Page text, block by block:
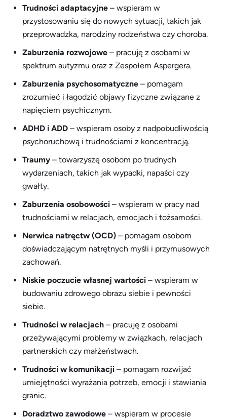
Trudności adaptacyjne – wspieram w
przystosowaniu się do nowych sytuacji, takich jak
przeprowadzka, narodziny rodzeństwa czy choroba.
Zaburzenia rozwojowe – pracuję z osobami w
spektrum autyzmu oraz z Zespołem Aspergera.
Zaburzenia psychosomatyczne – pomagam
zrozumieć i łagodzić objawy fizyczne związane z
napięciem psychicznym.
ADHD i ADD – wspieram osoby z nadpobudliwością
psychoruchową i trudnościami z koncentracją.
Traumy – towarzyszę osobom po trudnych
wydarzeniach, takich jak wypadki, napaści czy
gwałty.
Zaburzenia osobowości – wspieram w pracy nad
trudnościami w relacjach, emocjach i tożsamości.
Nerwica natręctw (OCD) – pomagam osobom
doświadczającym natrętnych myśli i przymusowych
zachowań.
Niskie poczucie własnej wartości – wspieram w
budowaniu zdrowego obrazu siebie i pewności
siebie.
Trudności w relacjach – pracuję z osobami
przeżywającymi problemy w związkach, relacjach
partnerskich czy małżeństwach.
Trudności w komunikacji – pomagam rozwijać
umiejętności wyrażania potrzeb, emocji i stawiania
granic.
Doradztwo zawodowe – wspieram w procesie